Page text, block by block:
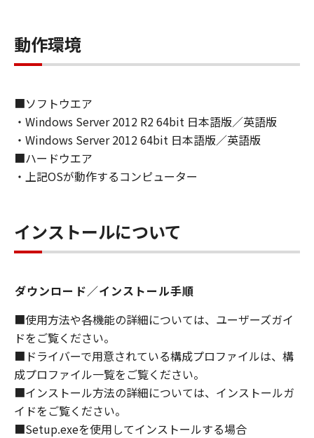
お客様は、「本ソフトウェア」に含まれるキヤ
ノンまたはキヤノンのライセンサーの著作権表
４．所有権
「本ソフトウェア」に係る権原および所有権
は、その内容によりキヤノンまたはキヤノンの
ライセンサーに帰属します。
お客様は、日本国政府または関連する外国政府
より必要な許可等を得ることなしに、「本ソフ
６．サポートおよびアップデート
キヤノン、キヤノンの子会社、関係会社、それ
らの販売代理店および販売店、並びにキヤノン
のライセンサーは、お客様による「本ソフトウ
ェア」の使用を支援すること、および「本ソフ
トウェア」に対してアップデート、バグの修正
あるいはサポートを行うことについて、いかな
る責任も負うものではありません。
動作環境
■ソフトウエア
・Windows Server 2012 R2 64bit 日本語版／英語版
・Windows Server 2012 64bit 日本語版／英語版
■ハードウエア
・上記OSが動作するコンピューター
インストールについて
ダウンロード／インストール手順
■使用方法や各機能の詳細については、ユーザーズガイ
ドをご覧ください。
■ドライバーで用意されている構成プロファイルは、構
成プロファイル一覧をご覧ください。
■インストール方法の詳細については、インストールガ
イドをご覧ください。
■Setup.exeを使用してインストールする場合